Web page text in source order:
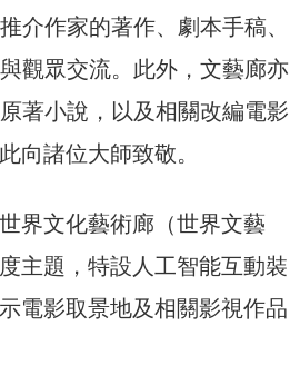
介作家的著作、劇本手稿、
觀眾交流。此外，文藝廊亦
著小說，以及相關改編電影
向諸位大師致敬。
界文化藝術廊（世界文藝
主題，特設人工智能互動裝
電影取景地及相關影視作品